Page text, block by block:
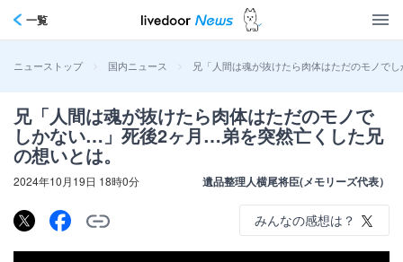
一覧
ニューストップ > 国内ニュース > 兄「人間は魂が抜けたら肉体はただのモノで
兄「人間は魂が抜けたら肉体はただのモノで
しかない…」死後2ヶ月…弟を突然亡くした兄
の想いとは。
2024年10月19日 18時0分 遺品整理人横尾将臣(メモリーズ代表）
みんなの感想は？